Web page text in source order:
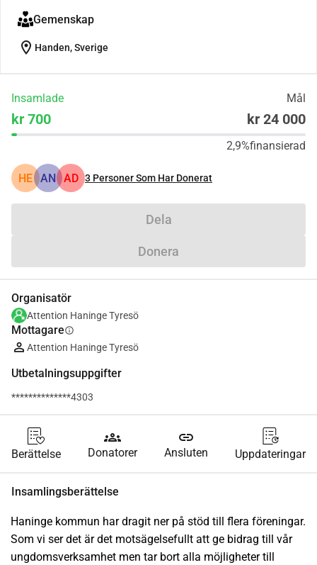
Gemenskap
location_on Handen, Sverige
Insamlade Mål
kr 700 kr 24 000
2,9%finansierad
HE AN AD 3 Personer Som Har Donerat
Dela
Donera
Organisatör
Attention Haninge Tyresö
Mottagareinfo
Attention Haninge Tyresö
Utbetalningsuppgifter
**************4303
Berättelse
groups
Donatorer
link
Ansluten Uppdateringar
Insamlingsberättelse
Haninge kommun har dragit ner på stöd till flera föreningar.
Som vi ser det är det motsägelsefullt att ge bidrag till vår
ungdomsverksamhet men tar bort alla möjligheter till